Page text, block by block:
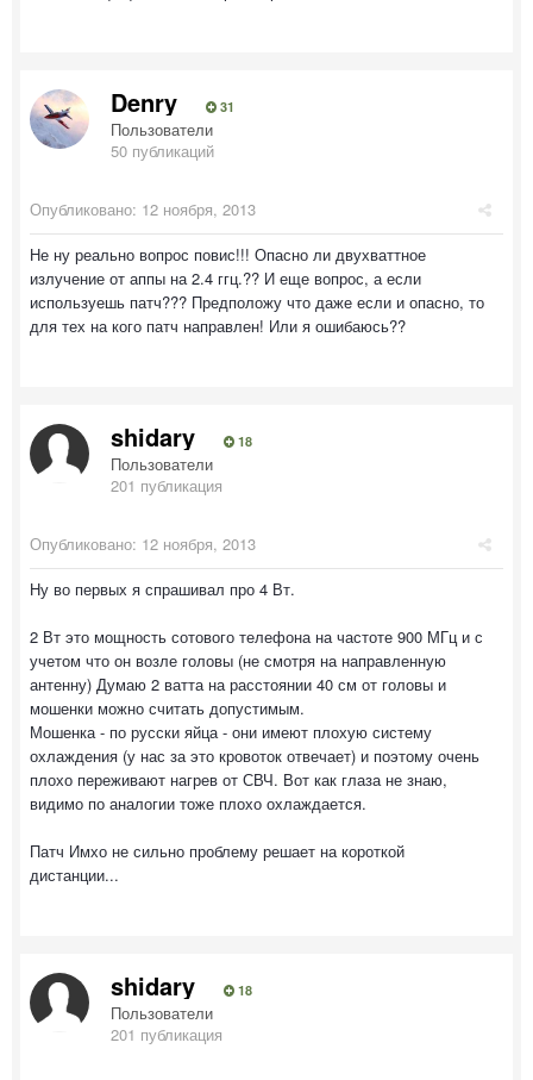
Denry 31
Пользователи
50 публикаций
Опубликовано: 12 ноября, 2013
Не ну реально вопрос повис!!! Опасно ли двухваттное
излучение от аппы на 2.4 ггц.?? И еще вопрос, а если
используешь патч??? Предположу что даже если и опасно, то
для тех на кого патч направлен! Или я ошибаюсь??
shidary 18
Пользователи
201 публикация
Опубликовано: 12 ноября, 2013
Ну во первых я спрашивал про 4 Вт.
2 Вт это мощность сотового телефона на частоте 900 МГц и с
учетом что он возле головы (не смотря на направленную
антенну) Думаю 2 ватта на расстоянии 40 см от головы и
мошенки можно считать допустимым.
Мошенка - по русски яйца - они имеют плохую систему
охлаждения (у нас за это кровоток отвечает) и поэтому очень
плохо переживают нагрев от СВЧ. Вот как глаза не знаю,
видимо по аналогии тоже плохо охлаждается.
Патч Имхо не сильно проблему решает на короткой
дистанции...
shidary 18
Пользователи
201 публикация